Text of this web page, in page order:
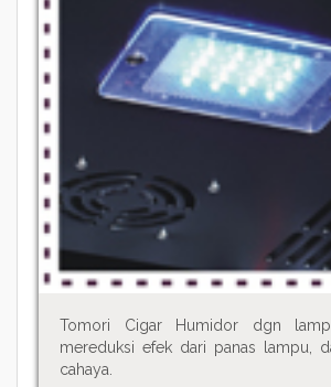
Tomori Cigar Humidor dgn
mereduksi efek dari panas lampu,
cahaya.